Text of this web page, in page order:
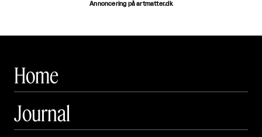
Annoncering på artmatter.dk
Home
Journal